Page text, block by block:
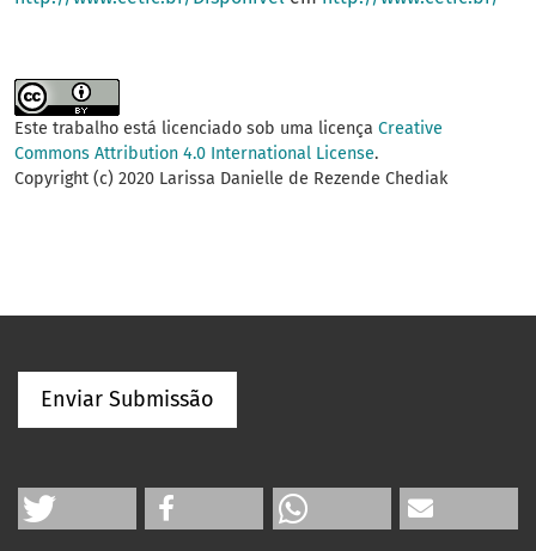
Este trabalho está licenciado sob uma licença Creative
Commons Attribution 4.0 International License.
Copyright (c) 2020 Larissa Danielle de Rezende Chediak
Enviar Submissão